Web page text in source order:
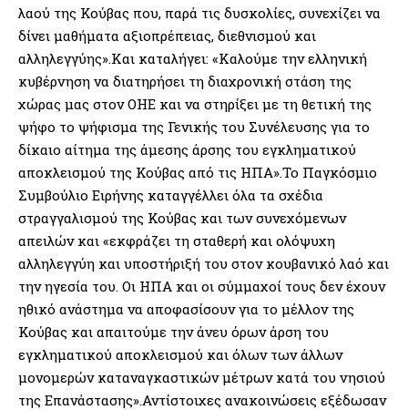
λαού της Κούβας που, παρά τις δυσκολίες, συνεχίζει να
δίνει μαθήματα αξιοπρέπειας, διεθνισμού και
αλληλεγγύης».Και καταλήγει: «Καλούμε την ελληνική
κυβέρνηση να διατηρήσει τη διαχρονική στάση της
χώρας μας στον ΟΗΕ και να στηρίξει με τη θετική της
ψήφο το ψήφισμα της Γενικής του Συνέλευσης για το
δίκαιο αίτημα της άμεσης άρσης του εγκληματικού
αποκλεισμού της Κούβας από τις ΗΠΑ».Το Παγκόσμιο
Συμβούλιο Ειρήνης καταγγέλλει όλα τα σχέδια
στραγγαλισμού της Κούβας και των συνεχόμενων
απειλών και «εκφράζει τη σταθερή και ολόψυχη
αλληλεγγύη και υποστήριξή του στον κουβανικό λαό και
την ηγεσία του. Οι ΗΠΑ και οι σύμμαχοί τους δεν έχουν
ηθικό ανάστημα να αποφασίσουν για το μέλλον της
Κούβας και απαιτούμε την άνευ όρων άρση του
εγκληματικού αποκλεισμού και όλων των άλλων
μονομερών καταναγκαστικών μέτρων κατά του νησιού
της Επανάστασης».Αντίστοιχες ανακοινώσεις εξέδωσαν